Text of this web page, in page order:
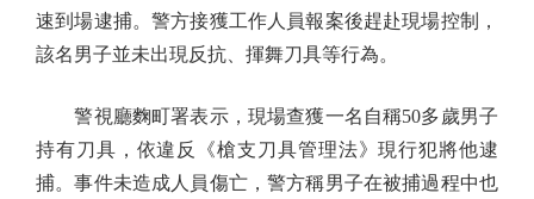
速到場逮捕。警方接獲工作人員報案後趕赴現場控制，
該名男子並未出現反抗、揮舞刀具等行為。
警視廳麴町署表示，現場查獲一名自稱50多歲男子
持有刀具，依違反《槍支刀具管理法》現行犯將他逮
捕。事件未造成人員傷亡，警方稱男子在被捕過程中也